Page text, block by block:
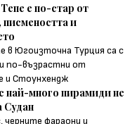
е по-стар от
и
в Югоизточна Турция са с
по-възрастни от
и Стоунхендж
най-много пирамиди не
Судан
черните фараони и